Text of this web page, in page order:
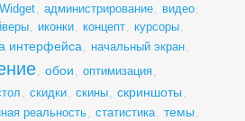
, администрирование, видео,
, иконки, концепт, курсоры,
интерфейса, начальный экран,
, обои , оптимизация,
, скидки, скины, скриншоты ,
реальность, статистика, темы ,